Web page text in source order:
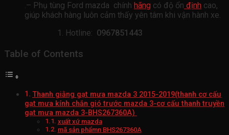
.– Phụ tùng Ford mazda chính hãng có độ ổn định cao,
giúp khách hàng luôn cảm thấy yên tâm khi vận hành xe.
Hotline: 0967851443
Table of Contents
Thanh giằng gạt mưa mazda 3 2015-2019(thanh cơ cấu
gạt mưa kính chắn gió trước mazda 3-cơ cấu thanh truyền
gạt mưa mazda 3-BHS267360A)
xuất xứ mazda
mã sản phẩmn BHS267360A